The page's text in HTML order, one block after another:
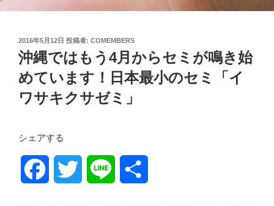
投
稿
日:
2016年5月12日 投稿者: COMEMBERS
沖縄ではもう4月からセミが鳴き始
めています！日本最小のセミ「イ
ワサキクサゼミ」
シェアする